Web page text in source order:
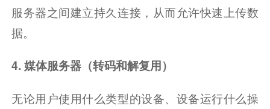
服务器之间建立持久连接，从而允许快速上传数
据。
4. 媒体服务器（转码和解复用）
无论用户使用什么类型的设备、设备运行什么操